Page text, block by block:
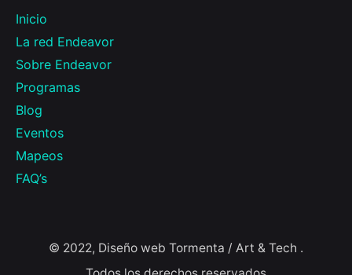
Inicio
La red Endeavor
Sobre Endeavor
Programas
Blog
Eventos
Mapeos
FAQ’s
© 2022, Diseño web Tormenta / Art & Tech .